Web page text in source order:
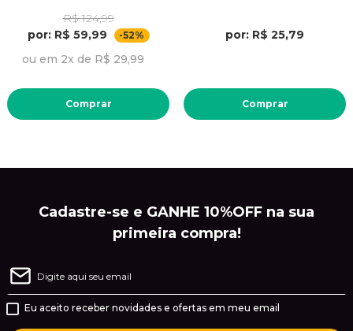
R$ 124,99
por: R$ 59,99
-52%
ou em 2x de R$ 29,99
Comprar
por: R$ 25,79
Comprar
Cadastre-se e GANHE 10%OFF na sua
primeira compra!
Eu aceito receber novidades e ofertas em meu email